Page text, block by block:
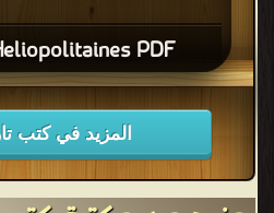
PDF
المزيد في كتب